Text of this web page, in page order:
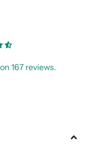
167 reviews.